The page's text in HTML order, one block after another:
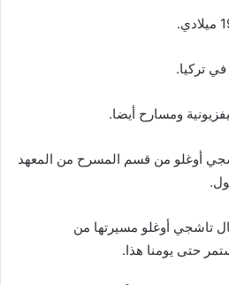
تركيا.
ومسارح أيضا.
أوغلو من قسم المسرح من المعهد
تاشجي أوغلو مسيرتها من